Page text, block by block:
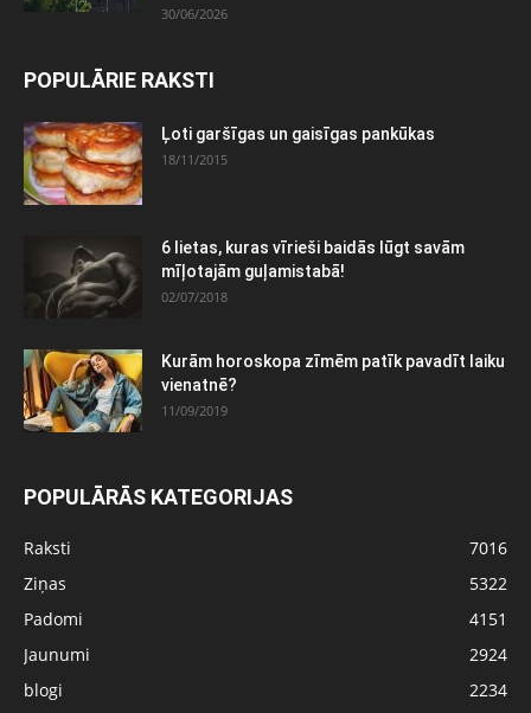
30/06/2026
POPULĀRIE RAKSTI
Ļoti garšīgas un gaisīgas pankūkas
18/11/2015
6 lietas, kuras vīrieši baidās lūgt savām
mīļotajām guļamistabā!
02/07/2018
Kurām horoskopa zīmēm patīk pavadīt laiku
vienatnē?
11/09/2019
POPULĀRĀS KATEGORIJAS
Raksti
7016
Ziņas
5322
Padomi
4151
Jaunumi
2924
blogi
2234